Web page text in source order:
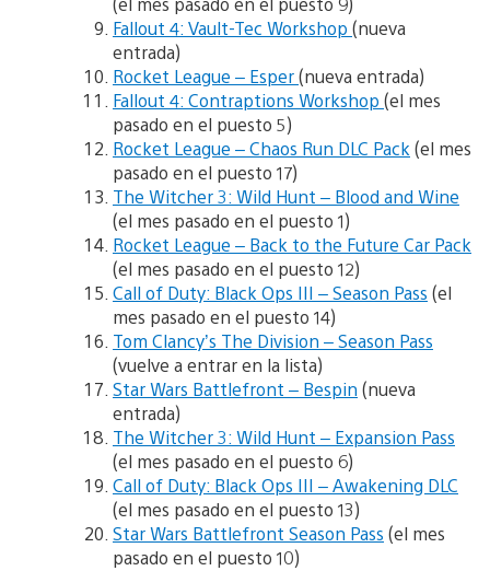
Fallout 4: Vault-Tec Workshop (nueva
entrada)
Rocket League – Esper(nueva entrada)
Fallout 4: Contraptions Workshop (el mes
pasado en el puesto 5)
Rocket League – Chaos Run DLC Pack (el mes
pasado en el puesto 17)
The Witcher 3: Wild Hunt – Blood and Wine
(el mes pasado en el puesto 1)
Rocket League – Back to the Future Car Pack
(el mes pasado en el puesto 12)
Call of Duty: Black Ops III – Season Pass (el
mes pasado en el puesto 14)
Tom Clancy’s The Division – Season Pass
(vuelve a entrar en la lista)
Star Wars Battlefront – Bespin (nueva
entrada)
The Witcher 3: Wild Hunt – Expansion Pass
(el mes pasado en el puesto 6)
Call of Duty: Black Ops III – Awakening DLC
(el mes pasado en el puesto 13)
Star Wars Battlefront Season Pass (el mes
pasado en el puesto 10)